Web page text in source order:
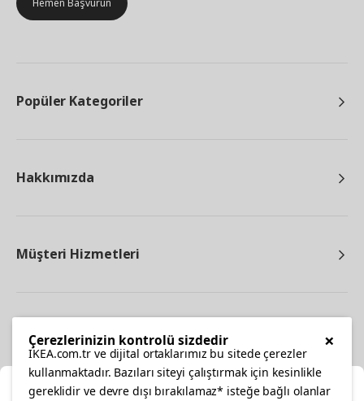
Hemen Başvurun
Popüler Kategoriler
Hakkımızda
Müşteri Hizmetleri
×
Çerezlerinizin kontrolü sizdedir
IKEA.com.tr ve dijital ortaklarımız bu sitede çerezler
kullanmaktadır. Bazıları siteyi çalıştırmak için kesinlikle
gereklidir ve devre dışı bırakılamaz* isteğe bağlı olanlar